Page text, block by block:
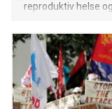
reproduktiv helse